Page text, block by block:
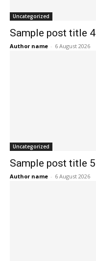
Uncategorized
Sample post title 4
Author name - 6 August 2026
Uncategorized
Sample post title 5
Author name - 6 August 2026